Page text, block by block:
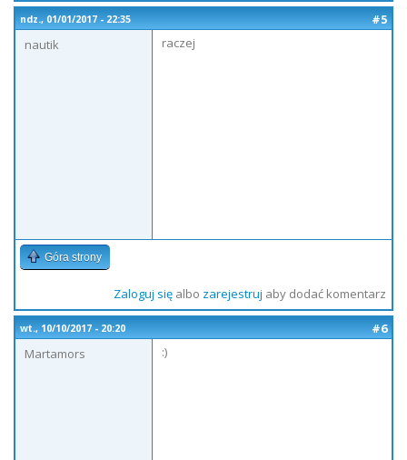
ndz., 01/01/2017 - 22:35
#5
nautik
raczej
Góra strony
Zaloguj sięalbo zarejestruj aby dodać komentarz
wt., 10/10/2017 - 20:20
#6
Martamors
:)